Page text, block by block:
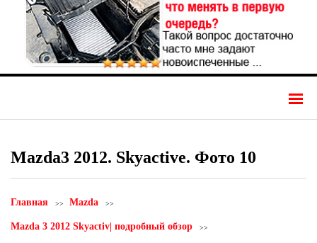
Mazda3 2012. Skyactive. Фото 10
Главная Mazda
Mazda 3 2012 Skyactiv| подробный обзор